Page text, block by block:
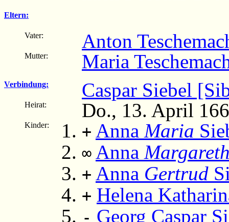
Eltern:
Vater: Anton
Mutter: Maria
Verbindung: Caspar Siebel
Heirat: Do., 13. April
Kinder: + Anna Maria
∞ Anna
+ Anna Gertrud
+ Helena
- Georg Caspar